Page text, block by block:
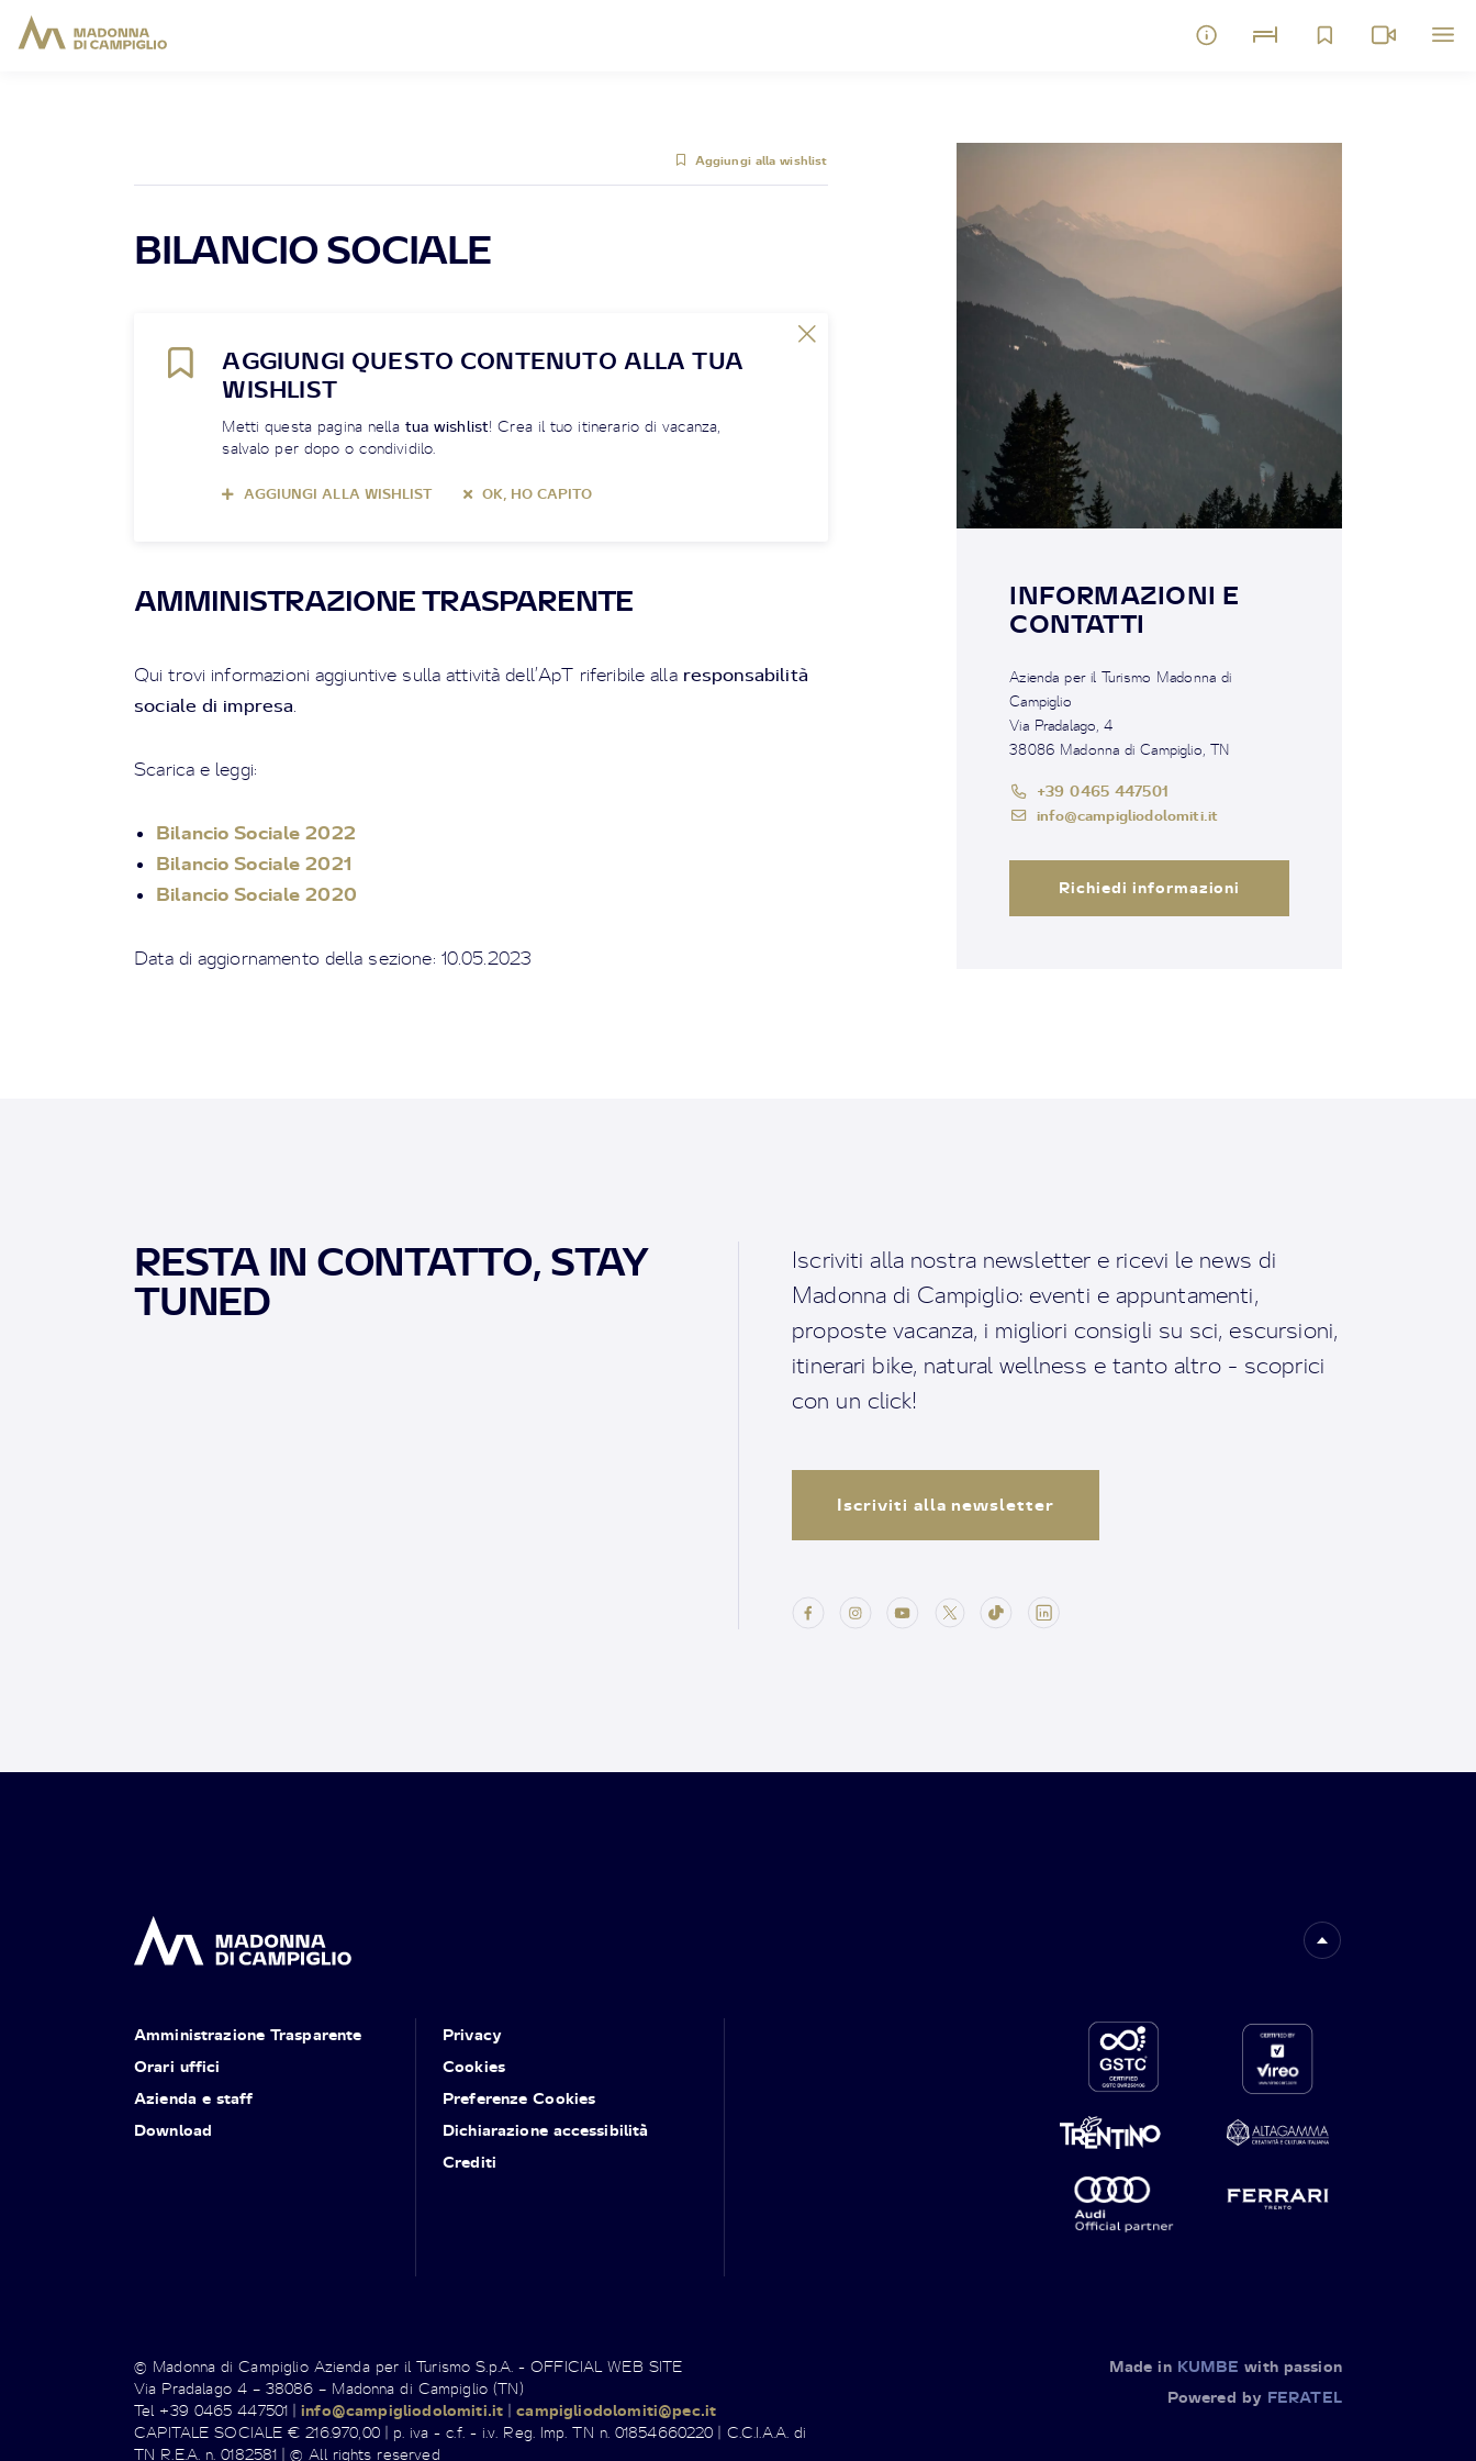
Aggiungi alla wishlist
BILANCIO SOCIALE
AGGIUNGI QUESTO CONTENUTO ALLA TUA
WISHLIST
Metti questa pagina nella tua wishlist! Crea il tuo itinerario di vacanza,
salvalo per dopo o condividilo.
AGGIUNGI ALLA WISHLIST OK, HO CAPITO
AMMINISTRAZIONE TRASPARENTE
Qui trovi informazioni aggiuntive sulla attività dell’ApT riferibile alla responsabilità
sociale di impresa.
Scarica e leggi:
Bilancio Sociale 2022
Bilancio Sociale 2021
Bilancio Sociale 2020
Data di aggiornamento della sezione: 10.05.2023
INFORMAZIONI E
CONTATTI
Azienda per il Turismo Madonna di
Campiglio
Via Pradalago, 4
38086 Madonna di Campiglio, TN
+39 0465 447501
info@campigliodolomiti.it
Richiedi informazioni
RESTA IN CONTATTO, STAY
TUNED
Iscriviti alla nostra newsletter e ricevi le news di
Madonna di Campiglio: eventi e appuntamenti,
proposte vacanza, i migliori consigli su sci, escursioni,
itinerari bike, natural wellness e tanto altro - scoprici
con un click!
Iscriviti alla newsletter
Amministrazione Trasparente
Orari uffici
Azienda e staff
Download
Privacy
Cookies
Preferenze Cookies
Dichiarazione accessibilità
Crediti
© Madonna di Campiglio Azienda per il Turismo S.p.A. - OFFICIAL WEB SITE
Via Pradalago 4 – 38086 – Madonna di Campiglio (TN)
Tel +39 0465 447501 |info@campigliodolomiti.it |campigliodolomiti@pec.it
CAPITALE SOCIALE € 216.970,00 | p. iva - c.f. - i.v. Reg. Imp. TN n. 01854660220 | C.C.I.A.A. di
TN R.E.A. n. 0182581 | © All rights reserved
Made in KUMBE with passion
Powered by FERATEL